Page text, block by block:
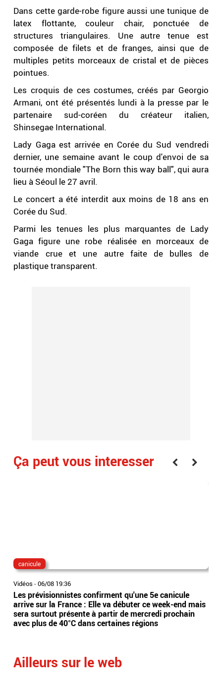
Dans cette garde-robe figure aussi une tunique de
latex flottante, couleur chair, ponctuée de
structures triangulaires. Une autre tenue est
composée de filets et de franges, ainsi que de
multiples petits morceaux de cristal et de pièces
pointues.
Les croquis de ces costumes, créés par Georgio
Armani, ont été présentés lundi à la presse par le
partenaire sud-coréen du créateur italien,
Shinsegae International.
Lady Gaga est arrivée en Corée du Sud vendredi
dernier, une semaine avant le coup d'envoi de sa
tournée mondiale "The Born this way ball", qui aura
lieu à Séoul le 27 avril.
Le concert a été interdit aux moins de 18 ans en
Corée du Sud.
Parmi les tenues les plus marquantes de Lady
Gaga figure une robe réalisée en morceaux de
viande crue et une autre faite de bulles de
plastique transparent.
Ça peut vous interesser
canicule
Vidéos -06/08 19:36
Les prévisionnistes confirment qu'une 5e canicule
arrive sur la France : Elle va débuter ce week-end mais
sera surtout présente à partir de mercredi prochain
avec plus de 40°C dans certaines régions
Ailleurs sur le web